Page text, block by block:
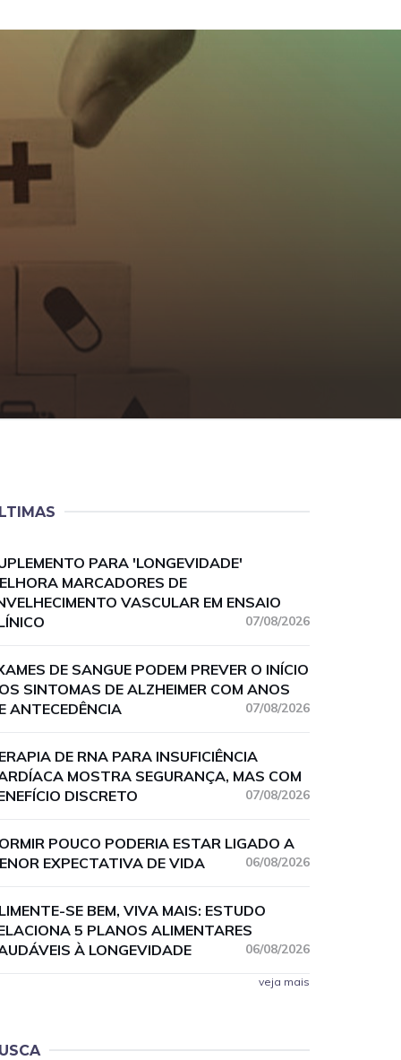
PARA 'LONGEVIDADE'
MARCADORES DE
VASCULAR EM ENSAIO
07/08/2026
DE SANGUE PODEM PREVER O INÍCIO
SINTOMAS DE ALZHEIMER COM ANOS
ANTECEDÊNCIA
07/08/2026
DE RNA PARA INSUFICIÊNCIA
MOSTRA SEGURANÇA, MAS COM
DISCRETO
07/08/2026
POUCO PODERIA ESTAR LIGADO A
EXPECTATIVA DE VIDA
06/08/2026
SE BEM, VIVA MAIS: ESTUDO
5 PLANOS ALIMENTARES
À LONGEVIDADE
06/08/2026
veja mais